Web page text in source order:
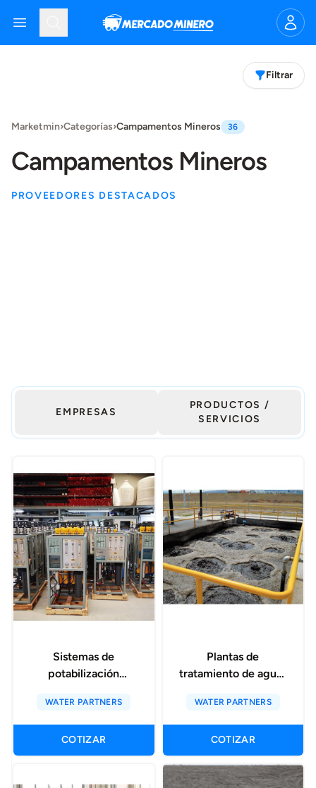
Open menu Mercado Minero
Filtrar
Marketmin›Categorías›Campamentos Mineros 36
Campamentos Mineros
PROVEEDORES DESTACADOS
EMPRESAS
PRODUCTOS /
SERVICIOS
Sistemas de
potabilización
WATER PARTNERS
COTIZAR
Plantas de
tratamiento de aguas
WATER PARTNERS
COTIZAR